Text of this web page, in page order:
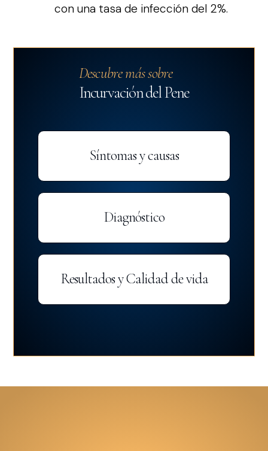
con una tasa de infección del 2%.
Descubre más sobre
Incurvación del Pene
Síntomas y causas
Diagnóstico
Resultados y Calidad de vida